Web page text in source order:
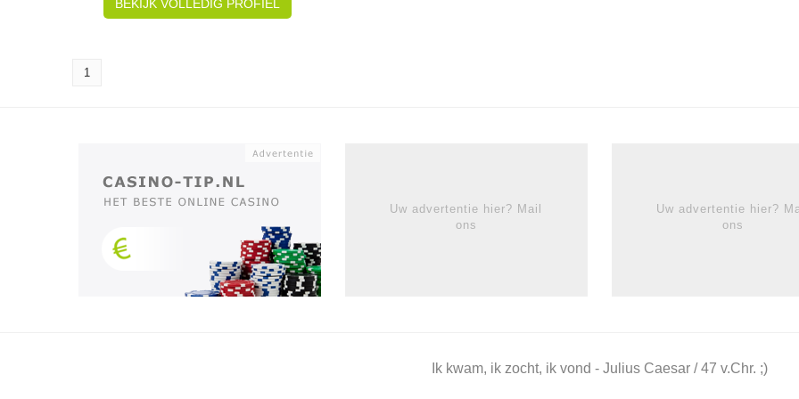
BEKIJK VOLLEDIG PROFIEL
1
Uw advertentie hier? Mail
ons
Uw advertentie hier?
ons
Ik kwam, ik zocht, ik vond - Julius Caesar / 47 v.Chr. ;)